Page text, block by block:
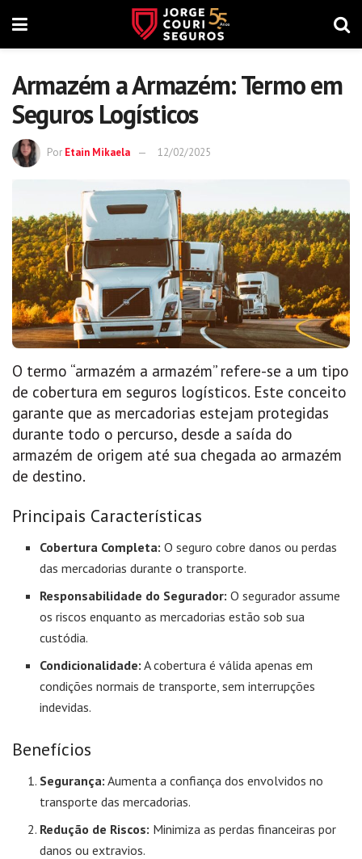
Armazém a Armazém: Termo em
Seguros Logísticos
Por Etain Mikaela 12/02/2025
O termo “armazém a armazém” refere-se a um tipo
de cobertura em seguros logísticos. Este conceito
garante que as mercadorias estejam protegidas
durante todo o percurso, desde a saída do
armazém de origem até sua chegada ao armazém
de destino.
Principais Características
Cobertura Completa: O seguro cobre danos ou perdas
das mercadorias durante o transporte.
Responsabilidade do Segurador: O segurador assume
os riscos enquanto as mercadorias estão sob sua
custódia.
Condicionalidade: A cobertura é válida apenas em
condições normais de transporte, sem interrupções
indevidas.
Benefícios
Segurança: Aumenta a confiança dos envolvidos no
transporte das mercadorias.
Redução de Riscos: Minimiza as perdas financeiras por
danos ou extravios.